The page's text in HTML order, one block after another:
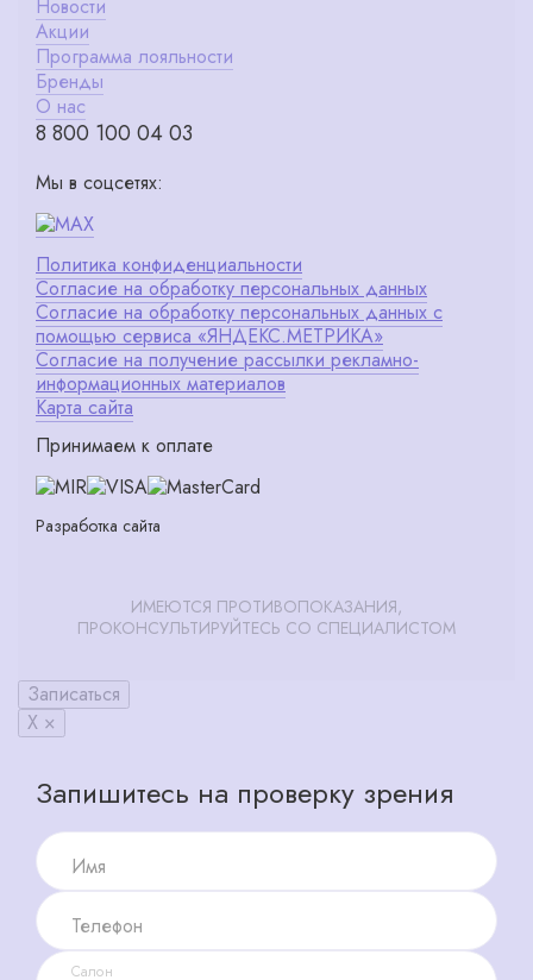
Новости
Акции
Программа лояльности
Бренды
О нас
8 800 100 04 03
Мы в соцсетях:
Политика конфиденциальности
Согласие на обработку персональных данных
Согласие на обработку персональных данных с
помощью сервиса «ЯНДЕКС.МЕТРИКА»
Согласие на получение рассылки рекламно-
информационных материалов
Карта сайта
Принимаем к оплате
Разработка сайта
ИМЕЮТСЯ ПРОТИВОПОКАЗАНИЯ,
ПРОКОНСУЛЬТИРУЙТЕСЬ СО СПЕЦИАЛИСТОМ
Записаться
X ×
Запишитесь на проверку зрения
Имя
Телефон
Салон